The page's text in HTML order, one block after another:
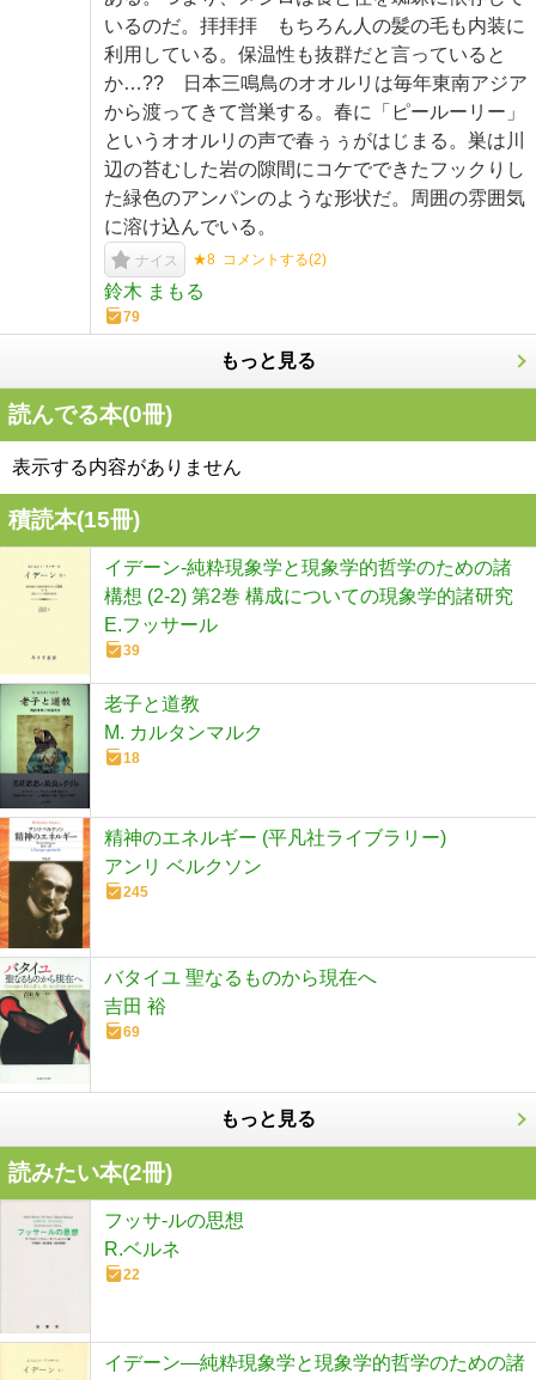
いるのだ。拝拝拝 もちろん人の髪の毛も内装に
利用している。保温性も抜群だと言っていると
か…?? 日本三鳴鳥のオオルリは毎年東南アジア
から渡ってきて営巣する。春に「ピールーリー」
というオオルリの声で春ぅぅがはじまる。巣は川
辺の苔むした岩の隙間にコケでできたフックりし
た緑色のアンパンのような形状だ。周囲の雰囲気
に溶け込んでいる。
ナイス ★8 コメントする(2)
鈴木 まもる
79
もっと見る
読んでる本(0冊)
表示する内容がありません
積読本(15冊)
イデーン-純粋現象学と現象学的哲学のための諸
構想 (2-2) 第2巻 構成についての現象学的諸研究
E.フッサール
39
老子と道教
M. カルタンマルク
18
精神のエネルギー (平凡社ライブラリー)
アンリ ベルクソン
245
バタイユ 聖なるものから現在へ
吉田 裕
69
もっと見る
読みたい本(2冊)
フッサ-ルの思想
R.ベルネ
22
イデーン―純粋現象学と現象学的哲学のための諸